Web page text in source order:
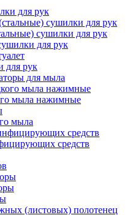
для рук
сушилки для рук
для рук
для рук
для мыла
мыла нажимные
мыла
средств